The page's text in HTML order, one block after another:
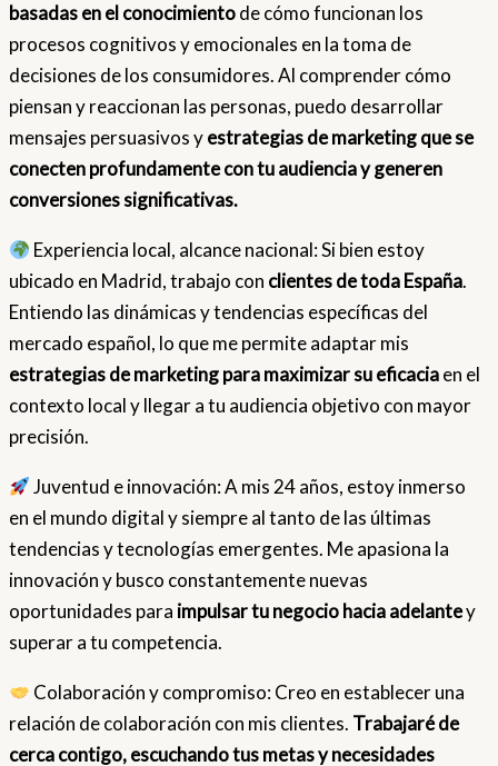
basadas en el conocimientode cómo funcionan los
procesos cognitivos y emocionales en la toma de
decisiones de los consumidores. Al comprender cómo
piensan y reaccionan las personas, puedo desarrollar
mensajes persuasivos yestrategias de marketing que se
conecten profundamente con tu audiencia y generen
conversiones significativas.
Experiencia local, alcance nacional: Si bien estoy
ubicado en Madrid, trabajo con clientes de toda España.
Entiendo las dinámicas y tendencias específicas del
mercado español, lo que me permite adaptar mis
estrategias de marketing para maximizar su eficaciaen el
contexto local y llegar a tu audiencia objetivo con mayor
precisión.
Juventud e innovación: A mis 24 años, estoy inmerso
en el mundo digital y siempre al tanto de las últimas
tendencias y tecnologías emergentes. Me apasiona la
innovación y busco constantemente nuevas
oportunidades para impulsar tu negocio hacia adelantey
superar a tu competencia.
Colaboración y compromiso: Creo en establecer una
relación de colaboración con mis clientes. Trabajaré de
cerca contigo, escuchando tus metas y necesidades